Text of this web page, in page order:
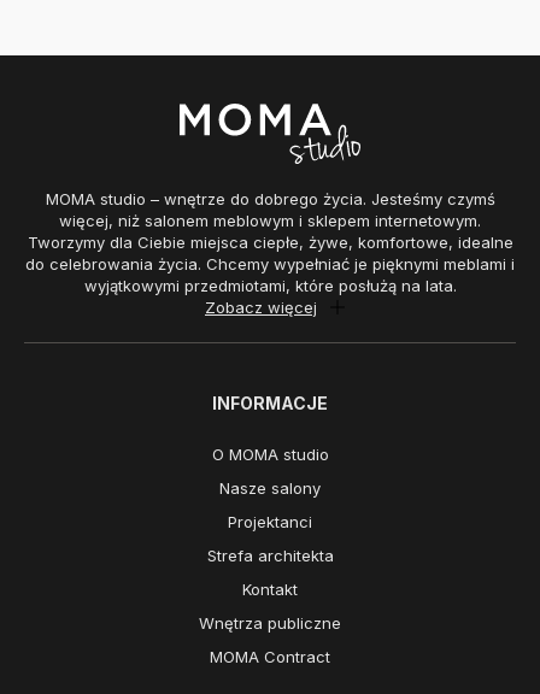
MOMA studio – wnętrze do dobrego życia. Jesteśmy czymś
więcej, niż salonem meblowym i sklepem internetowym.
Tworzymy dla Ciebie miejsca ciepłe, żywe, komfortowe, idealne
do celebrowania życia. Chcemy wypełniać je pięknymi meblami i
wyjątkowymi przedmiotami, które posłużą na lata.
Zobacz więcej
INFORMACJE
O MOMA studio
Nasze salony
Projektanci
Strefa architekta
Kontakt
Wnętrza publiczne
MOMA Contract